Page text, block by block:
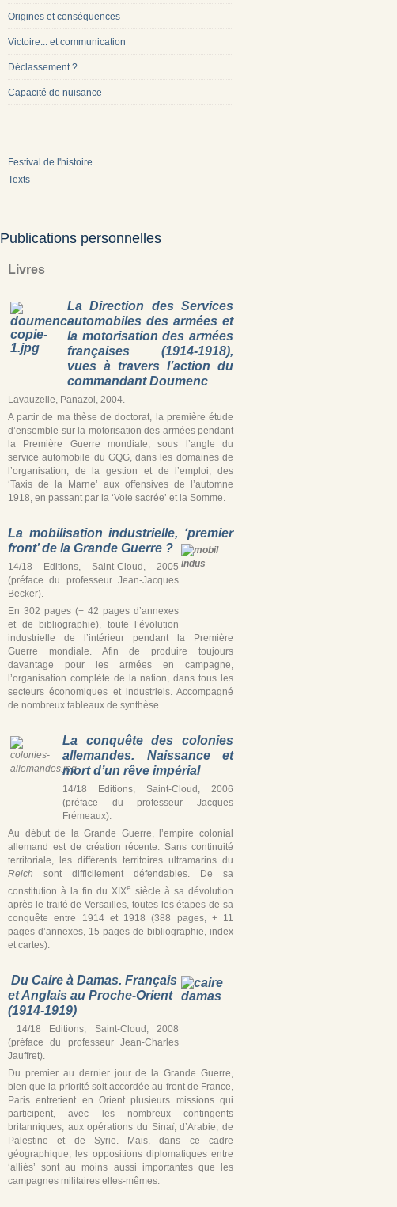
Origines et conséquences
Victoire... et communication
Déclassement ?
Capacité de nuisance
Festival de l'histoire
Texts
Publications personnelles
Livres
La Direction des Services
automobiles des armées et
la motorisation des armées
françaises (1914-1918),
vues à travers l’action du
commandant Doumenc
Lavauzelle, Panazol, 2004.
A partir de ma thèse de doctorat, la première étude
d’ensemble sur la motorisation des armées pendant
la Première Guerre mondiale, sous l’angle du
service automobile du GQG, dans les domaines de
l’organisation, de la gestion et de l’emploi, des
‘Taxis de la Marne’ aux offensives de l’automne
1918, en passant par la ‘Voie sacrée’ et la Somme.
La mobilisation industrielle, ‘premier
front’ de la Grande Guerre ?
14/18 Editions, Saint-Cloud, 2005
(préface du professeur Jean-Jacques
Becker).
En 302 pages (+ 42 pages d’annexes
et de bibliographie), toute l’évolution
industrielle de l’intérieur pendant la Première
Guerre mondiale. Afin de produire toujours
davantage pour les armées en campagne,
l’organisation complète de la nation, dans tous les
secteurs économiques et industriels. Accompagné
de nombreux tableaux de synthèse.
La conquête des colonies
allemandes. Naissance et
mort d’un rêve impérial
14/18 Editions, Saint-Cloud, 2006
(préface du professeur Jacques
Frémeaux).
Au début de la Grande Guerre, l’empire colonial
allemand est de création récente. Sans continuité
territoriale, les différents territoires ultramarins du
Reich sont difficilement défendables. De sa
constitution à la fin du XIXe siècle à sa dévolution
après le traité de Versailles, toutes les étapes de sa
conquête entre 1914 et 1918 (388 pages, + 11
pages d’annexes, 15 pages de bibliographie, index
et cartes).
Du Caire à Damas. Français
et Anglais au Proche-Orient
(1914-1919)
14/18 Editions, Saint-Cloud, 2008
(préface du professeur Jean-Charles
Jauffret).
Du premier au dernier jour de la Grande Guerre,
bien que la priorité soit accordée au front de France,
Paris entretient en Orient plusieurs missions qui
participent, avec les nombreux contingents
britanniques, aux opérations du Sinaï, d’Arabie, de
Palestine et de Syrie. Mais, dans ce cadre
géographique, les oppositions diplomatiques entre
‘alliés’ sont au moins aussi importantes que les
campagnes militaires elles-mêmes.